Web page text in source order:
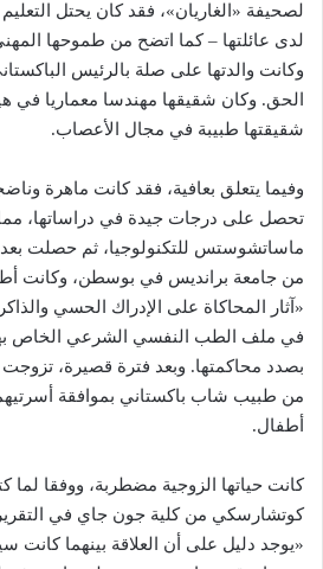
لصحيفة «الغاريان»، فقد كان يحتل التعليم
لدى عائلتها – كما اتضح من طموحها
وكانت والدتها على صلة بالرئيس
الحق. وكان شقيقها مهندسا معماريا في
شقيقتها طبيبة في مجال الأعصاب.
وفيما يتعلق بعافية، فقد كانت ماهرة
تحصل على درجات جيدة في دراساتها،
ماساتشوستس للتكنولوجيا، ثم حصلت
من جامعة برانديس في بوسطن، وكانت
«آثار المحاكاة على الإدراك الحسي
في ملف الطب النفسي الشرعي الخاص
من طبيب شاب باكستاني بموافقة
أطفال.
كانت حياتها الزوجية مضطربة، ووفقا لما
كوتشارسكي من كلية جون جاي في
«يوجد دليل على أن العلاقة بينهما كانت